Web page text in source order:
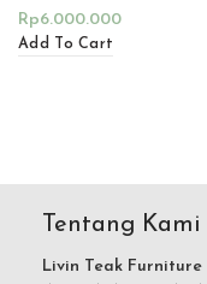
Rp6.000.000
Add To Cart
Tentang Kami
Livin Teak Furniture